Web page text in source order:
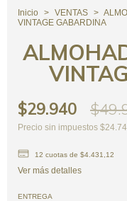
Inicio > VENTAS >
VINTAGE GABARDINA
$29.940
Precio sin impuestos
12 cuotas de $4.431,12
Ver más detalles
ENTREGA